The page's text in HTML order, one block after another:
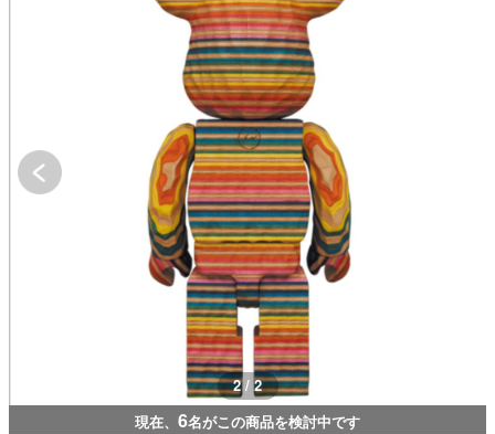
2 / 2
現在、 6名がこの商品を検討中です